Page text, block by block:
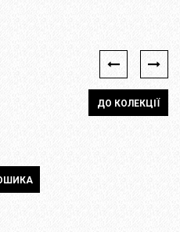
ДО КОЛЕКЦІЇ